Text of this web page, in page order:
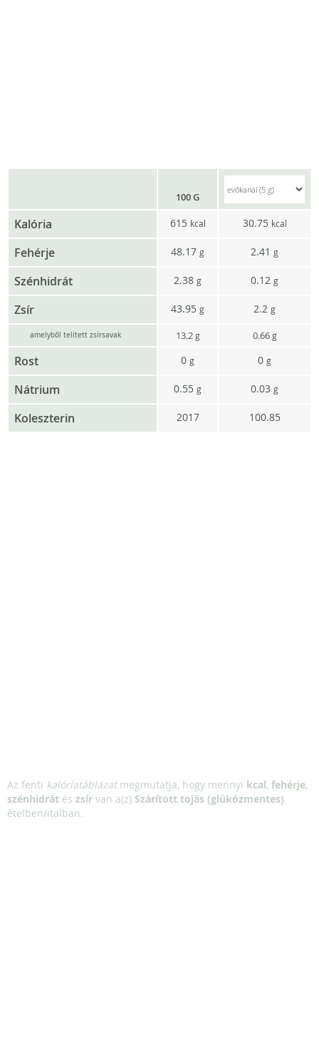
100 G
Kalória 615 kcal 30.75 kcal
Fehérje 48.17 g 2.41 g
Szénhidrát 2.38 g 0.12 g
Zsír 43.95 g 2.2 g
amelyből telített zsírsavak 13.2g 0.66 g
Rost 0 g 0 g
Nátrium 0.55 g 0.03 g
Koleszterin 2017 100.85
Az fenti kalóriatáblázatmegmutatja, hogy mennyi kcal, fehérje,
szénhidrát és zsír van a(z) Szárított tojás (glükózmentes)
ételben/italban.